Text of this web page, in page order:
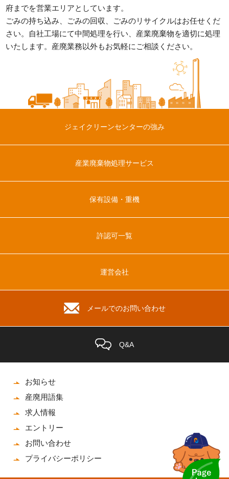
府までを営業エリアとしています。
ごみの持ち込み、ごみの回収、ごみのリサイクルはお任せくだ
さい。
自社工場にて中間処理を行い、産業廃棄物を適切に処理
いたします。 産廃業務以外もお気軽にご相談ください。
ジェイクリーンセンターの強み
産業廃棄物処理サービス
保有設備・重機
許認可一覧
運営会社
メールでのお問い合わせ
Q&A
お知らせ
産廃用語集
求人情報
エントリー
お問い合わせ
プライバシーポリシー